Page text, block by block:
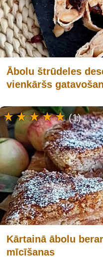
Ābolu štrūdeles
vienkāršs
Kārtainā ābolu
mīcīšanas
(1)